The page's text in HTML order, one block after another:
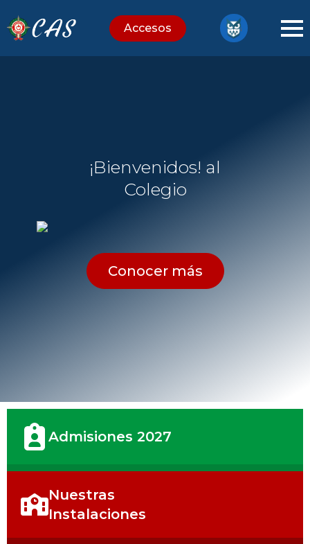
Accesos
¡Bienvenidos! al
Colegio
Conocer más
Admisiones 2027
Nuestras
Instalaciones